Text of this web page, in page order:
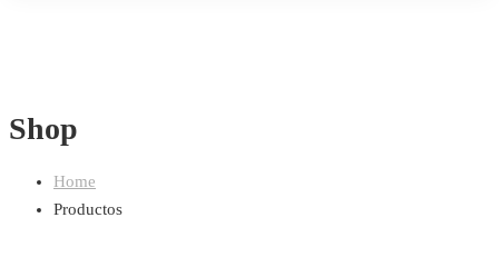
Shop
Home
Productos